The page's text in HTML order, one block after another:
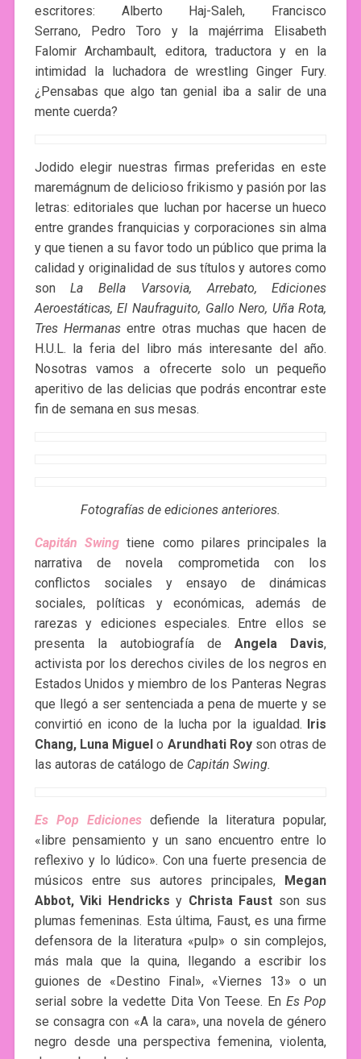
escritores: Alberto Haj-Saleh, Francisco
Serrano, Pedro Toro y la majérrima Elisabeth
Falomir Archambault, editora, traductora y en la
intimidad la luchadora de wrestling Ginger Fury.
¿Pensabas que algo tan genial iba a salir de una
mente cuerda?
Jodido elegir nuestras firmas preferidas en este
maremágnum de delicioso frikismo y pasión por las
letras: editoriales que luchan por hacerse un hueco
entre grandes franquicias y corporaciones sin alma
y que tienen a su favor todo un público que prima la
calidad y originalidad de sus títulos y autores como
sonLa Bella Varsovia, Arrebato, Ediciones
Aeroestáticas, El Naufraguito, Gallo Nero, Uña Rota,
Tres Hermanas entre otras muchas que hacen de
H.U.L. la feria del libro más interesante del año.
Nosotras vamos a ofrecerte solo un pequeño
aperitivo de las delicias que podrás encontrar este
fin de semana en sus mesas.
Fotografías de ediciones anteriores.
Capitán Swingtiene como pilares principales la
narrativa de novela comprometida con los
conflictos sociales y ensayo de dinámicas
sociales, políticas y económicas, además de
rarezas y ediciones especiales. Entre ellos se
presenta la autobiografía deAngela Davis,
activista por los derechos civiles de los negros en
Estados Unidos y miembro de los Panteras Negras
que llegó a ser sentenciada a pena de muerte y se
convirtió en icono de la lucha por la igualdad.
Iris
Chang, Luna Miguelo Arundhati Royson otras de
las autoras de catálogo de Capitán Swing.
Es Pop Edicionesdefiende la literatura popular,
«libre pensamiento y un sano encuentro entre lo
reflexivo y lo lúdico». Con una fuerte presencia de
músicos entre sus autores principales,
Megan
Abbot, Viki Hendricks y Christa Faust son sus
plumas femeninas. Esta última, Faust, es una firme
defensora de la literatura «pulp» o sin complejos,
más mala que la quina, llegando a escribir los
guiones de «Destino Final», «Viernes 13» o un
serial sobre la vedette Dita Von Teese. En Es Pop
se consagra con «A la cara», una novela de género
negro desde una perspectiva femenina, violenta,